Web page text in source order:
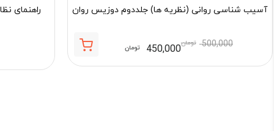
آسیب شناسی روانی (نظریه ها) جلددوم دوزیس روان
500,000 تومان450,000 تومان
راهنمای